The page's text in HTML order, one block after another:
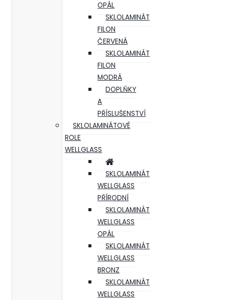
OPÁL
SKLOLAMINÁT
FILON
ČERVENÁ
SKLOLAMINÁT
FILON
MODRÁ
DOPLŇKY
A
PŘÍSLUŠENSTVÍ
SKLOLAMINÁTOVÉ
ROLE
WELLGLASS
SKLOLAMINÁT
WELLGLASS
PŘÍRODNÍ
SKLOLAMINÁT
WELLGLASS
OPÁL
SKLOLAMINÁT
WELLGLASS
BRONZ
SKLOLAMINÁT
WELLGLASS